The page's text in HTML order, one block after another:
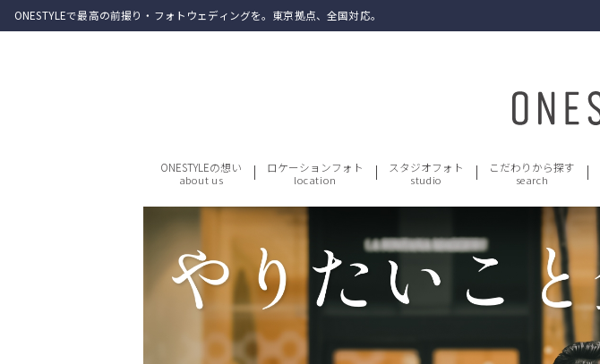
ONESTYLEで最高の前撮り・フォトウェディングを。東京拠点、全国対応。
ONESTYLEの想い
about us
ロケーションフォト
location
スタジオフォト
studio
こだわりから探す
search